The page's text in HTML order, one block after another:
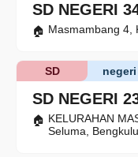
SD NEGERI
Masmambang 4,
SD NEGERI
negeri
SD
KELURAHAN
Seluma, Bengkulu